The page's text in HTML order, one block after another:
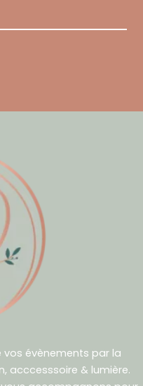
vos évènements par la
acccesssoire & lumière.